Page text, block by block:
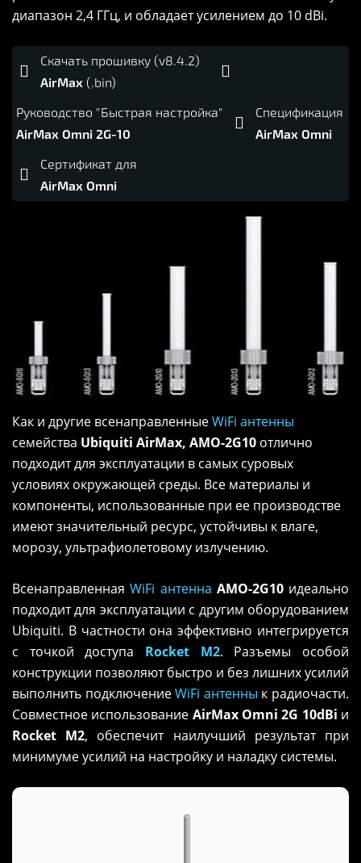
диапазон 2,4 ГГц, и обладает усилением до 10 dBi.

Скачать прошивку (v8.4.2)
AirMax (.bin)

Руководство "Быстрая настройка"
AirMax Omni 2G-10

Спецификация
AirMax Omni

Сертификат для
AirMax Omni
Как и другие всенаправленныеWiFi антенны
семейства Ubiquiti AirMax, AMO-2G10 отлично
подходит для эксплуатации в самых суровых
условиях окружающей среды. Все материалы и
компоненты, использованные при ее производстве
имеют значительный ресурс, устойчивы к влаге,
морозу, ультрафиолетовому излучению.
ВсенаправленнаяWiFi антенна AMO-2G10идеально
подходит для эксплуатации с другим оборудованием
Ubiquiti. В частности она эффективно интегрируется
с точкой доступа Rocket M2. Разъемы особой
конструкции позволяют быстро и без лишних усилий
выполнить подключениеWiFi антенны к радиочасти.
Совместное использование AirMax Omni 2G 10dBi и
Rocket M2, обеспечит наилучший результат при
минимуме усилий на настройку и наладку системы.